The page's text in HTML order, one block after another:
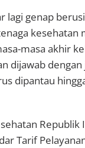
lagi genap
kesehatan
masa akhir
dijawab dengan
dipantau
Republik
Tarif